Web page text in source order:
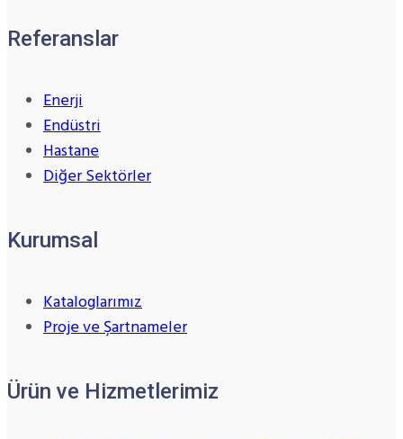
Referanslar
Enerji
Endüstri
Hastane
Diğer Sektörler
Kurumsal
Kataloglarımız
Proje ve Şartnameler
Ürün ve Hizmetlerimiz